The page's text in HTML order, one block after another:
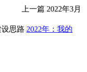
上一篇 2022年3月
2022年：我的